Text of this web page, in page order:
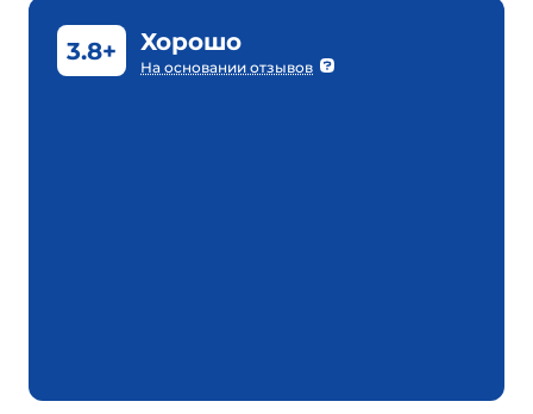
3.8+ Хорошо
На основании отзывов